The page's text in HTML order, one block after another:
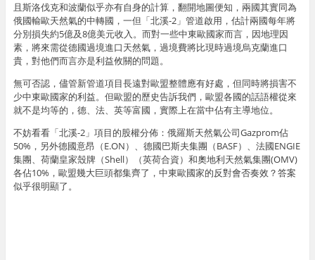
且斯洛伐克和波蘭似乎亦有自身的計算，翻開地圖便知，兩國其實同為
俄國輸歐天然氣的中轉國，一但「北溪-2」管道啟用，估計兩國每年將
分別損失約5億及8億美元收入。而對一些中東歐國家而言，因地理因
素，將來需從德國過境進口天然氣，過境費將比現時過境烏克蘭進口
貴，對他們而言亦是利益攸關的問題。
無可否認，儘管新管道項目長遠對歐盟整體應有好處，但同時將損害不
少中東歐國家的利益。但歐盟的歷史告訴我們，歐盟各國的話語權從來
就不是均等的，德、法、英等富國，實際上在當中佔有主導地位。
不妨看看「北溪-2」項目的股權分佈：俄羅斯天然氣公司Gazprom佔
50%，另外德國意昂（E.ON）、德國巴斯夫集團（BASF）、法國ENGIE
集團、荷蘭皇家殼牌（Shell）（英荷合資）和奧地利天然氣集團(OMV)
各佔10%，歐盟幾大巨頭都集齊了，中東歐國家的反對會否奏效？答案
似乎很明顯了。